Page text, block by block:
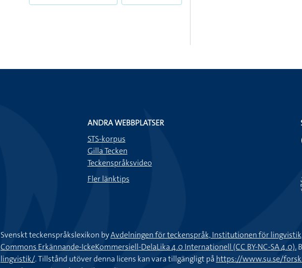
ANDRA WEBBPLATSER
STS-korpus
Gilla Tecken
Teckenspråksvideo
Fler länktips
Svenskt teckenspråkslexikon byAvdelningen för teckenspråk, Institutionen för
Commons Erkännande-IckeKommersiell-DelaLika 4.0 Internationell (CC BY-NC-SA 4.0).
lingvistik/. Tillstånd utöver denna licens kan vara tillgängligt på https://www.su.se/